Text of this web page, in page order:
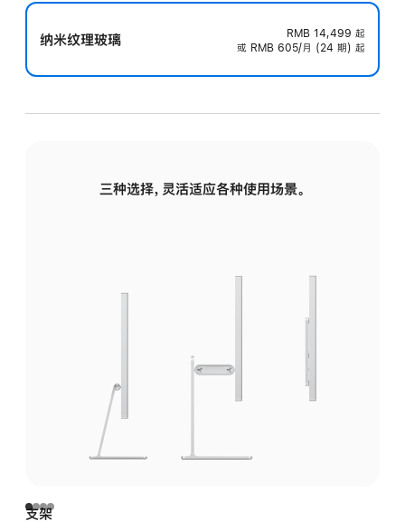
纳米纹理玻璃 RMB 14,499 起
或 RMB 605/月 (24 期) 起
三种选择，灵活适应各种使用场景。
支架